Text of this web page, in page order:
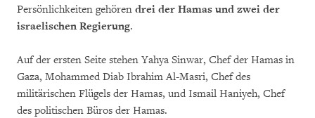
Persönlichkeiten gehören drei der Hamas und zwei der
israelischen Regierung.
Auf der ersten Seite stehen Yahya Sinwar, Chef der Hamas in
Gaza, Mohammed Diab Ibrahim Al-Masri, Chef des
militärischen Flügels der Hamas, und Ismail Haniyeh, Chef
des politischen Büros der Hamas.